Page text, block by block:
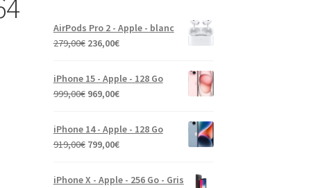
AirPods Pro 2 - Apple - blanc
279,00€ 236,00€
iPhone 15 - Apple - 128 Go
999,00€ 969,00€
iPhone 14 - Apple - 128 Go
919,00€ 799,00€
iPhone X - Apple - 256 Go - Gris